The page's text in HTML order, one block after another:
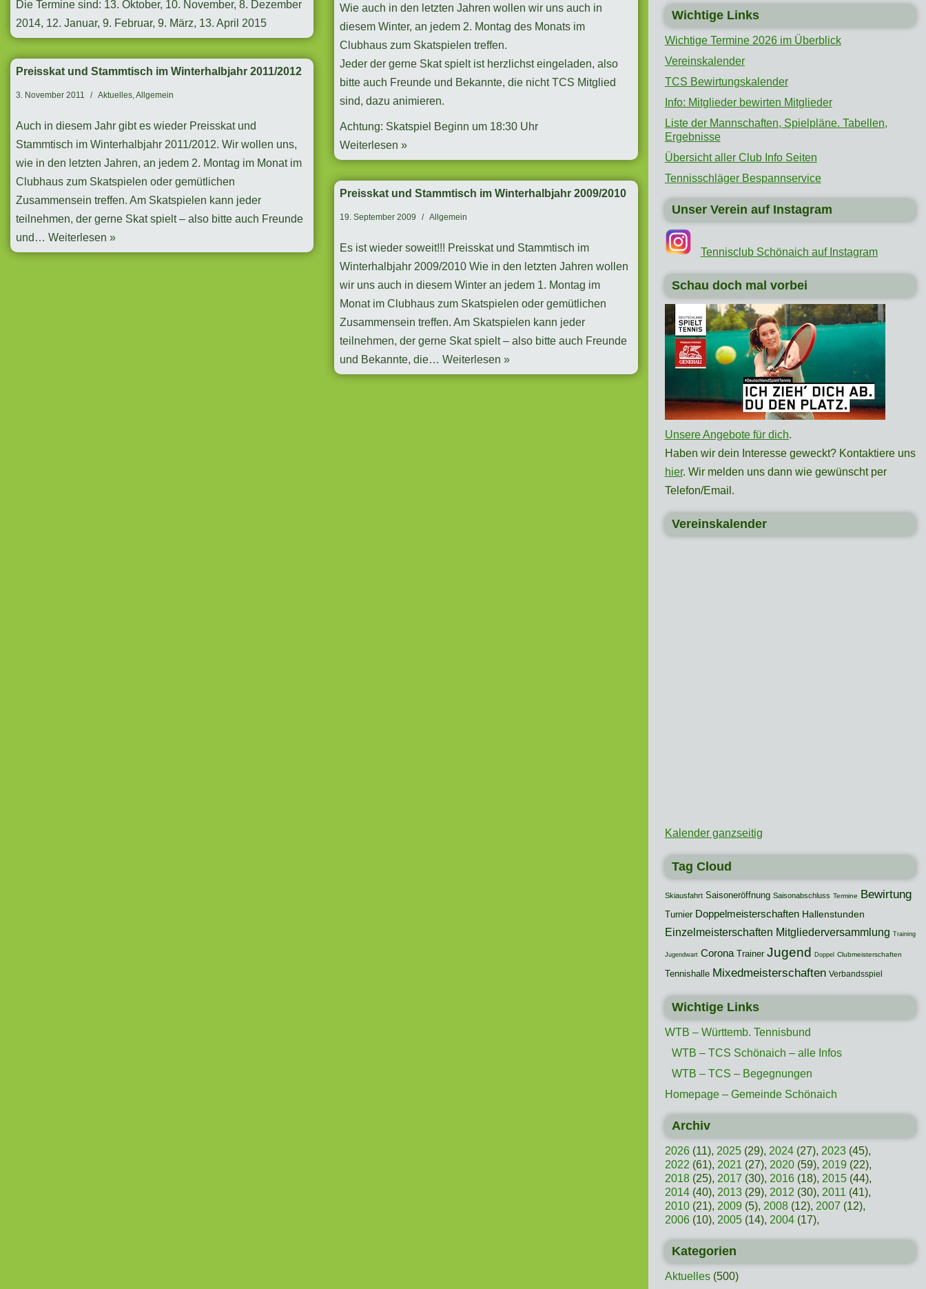
Die Termine sind: 13. Oktober, 10. November, 8. Dezember
2014, 12. Januar, 9. Februar, 9. März, 13. April 2015
Wie auch in den letzten Jahren wollen wir uns auch in
diesem Winter, an jedem 2. Montag des Monats im
Clubhaus zum Skatspielen treffen.
Jeder der gerne Skat spielt ist herzlichst eingeladen, also
bitte auch Freunde und Bekannte, die nicht TCS Mitglied
sind, dazu animieren.
Achtung: Skatspiel Beginn um 18:30 Uhr
Weiterlesen »
Preisskat und Stammtisch im Winterhalbjahr 2011/2012
3. November 2011 Aktuelles,Allgemein
Auch in diesem Jahr gibt es wieder Preisskat und
Stammtisch im Winterhalbjahr 2011/2012. Wir wollen uns,
wie in den letzten Jahren, an jedem 2. Montag im Monat im
Clubhaus zum Skatspielen oder gemütlichen
Zusammensein treffen. Am Skatspielen kann jeder
teilnehmen, der gerne Skat spielt – also bitte auch Freunde
und… Weiterlesen »
Preisskat und Stammtisch im Winterhalbjahr 2009/2010
19. September 2009 Allgemein
Es ist wieder soweit!!! Preisskat und Stammtisch im
Winterhalbjahr 2009/2010 Wie in den letzten Jahren wollen
wir uns auch in diesem Winter an jedem 1. Montag im
Monat im Clubhaus zum Skatspielen oder gemütlichen
Zusammensein treffen. Am Skatspielen kann jeder
teilnehmen, der gerne Skat spielt – also bitte auch Freunde
und Bekannte, die…Weiterlesen »
Wichtige Links
Wichtige Termine 2026 im Überblick
Vereinskalender
TCS Bewirtungskalender
Info: Mitglieder bewirten Mitglieder
Liste der Mannschaften, Spielpläne. Tabellen,
Ergebnisse
Übersicht aller Club Info Seiten
Tennisschläger Bespannservice
Unser Verein auf Instagram
Tennisclub Schönaich auf Instagram
Schau doch mal vorbei
Unsere Angebote für dich.
Haben wir dein Interesse geweckt? Kontaktiere uns
hier. Wir melden uns dann wie gewünscht per
Telefon/Email.
Vereinskalender
Kalender ganzseitig
Tag Cloud
Skiausfahrt Saisoneröffnung Saisonabschluss Termine Bewirtung
Turnier Doppelmeisterschaften Hallenstunden
Einzelmeisterschaften Mitgliederversammlung Training
Jugendwart Corona Trainer Jugend Doppel Clubmeisterschaften
Tennishalle Mixedmeisterschaften Verbandsspiel
Wichtige Links
WTB – Württemb. Tennisbund
WTB – TCS Schönaich – alle Infos
WTB – TCS – Begegnungen
Homepage – Gemeinde Schönaich
Archiv
2026(11), 2025(29), 2024(27), 2023(45),
2022 (61), 2021 (27), 2020(59), 2019(22),
2018(25), 2017 (30), 2016(18), 2015(44),
2014(40), 2013(29), 2012 (30), 2011 (41),
2010(21), 2009(5), 2008(12), 2007 (12),
2006(10), 2005(14), 2004(17),
Kategorien
Aktuelles(500)